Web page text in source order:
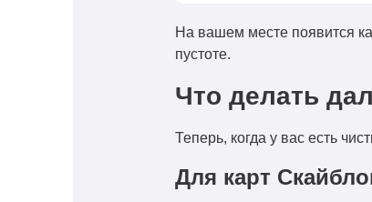
На вашем месте появится
пустоте.
Что делать
Теперь, когда у вас есть
Для карт